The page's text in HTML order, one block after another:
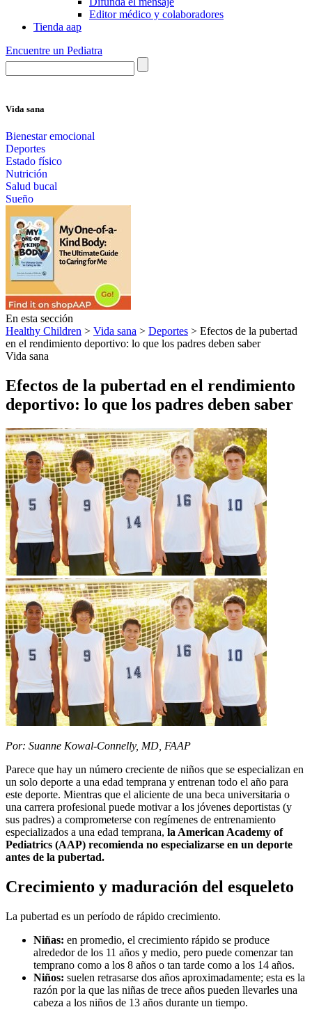
Editor médico y colaboradores
Tienda aap
Encuentre un Pediatra
Vida sana
Bienestar emocional
Deportes
Estado físico
Nutrición
Salud bucal
Sueño
En esta sección
Healthy Children > Vida sana > Deportes > Efectos de la pubertad
en el rendimiento deportivo: lo que los padres deben saber
Vida sana
Efectos de la pubertad en el rendimiento
deportivo: lo que los padres deben saber
Por: Suanne Kowal-Connelly, MD, FAAP
Parece que hay un número creciente de niños que se especializan en
un solo deporte a una edad temprana y entrenan todo el año para
este deporte. Mientras que el aliciente de una beca universitaria o
una carrera profesional puede motivar a los jóvenes deportistas (y
sus padres) a comprometerse con regímenes de entrenamiento
especializados a una edad temprana, la American Academy of
Pediatrics (AAP) recomienda no especializarse en un deporte
antes de la pubertad.
Crecimiento y maduración del esqueleto
La pubertad es un período de rápido crecimiento.
Niñas: en promedio, el crecimiento rápido se produce
alrededor de los 11 años y medio, pero puede comenzar tan
temprano como a los 8 años o tan tarde como a los 14 años.
Niños: suelen retrasarse dos años aproximadamente; esta es la
razón por la que las niñas de trece años pueden llevarles una
cabeza a los niños de 13 años durante un tiempo.